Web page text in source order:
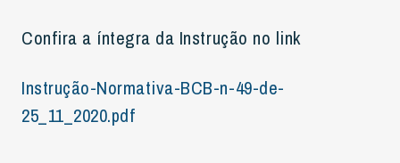
Confira a íntegra da Instrução no link
Instrução-Normativa-BCB-n-49-de-
25_11_2020.pdf